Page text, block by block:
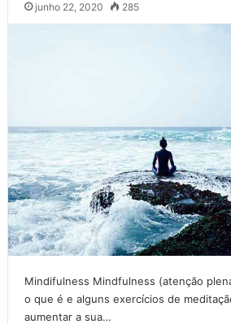
junho 22, 2020 285
Mindifulness Mindfulness (atenção
o que é e alguns exercícios de
aumentar a sua…